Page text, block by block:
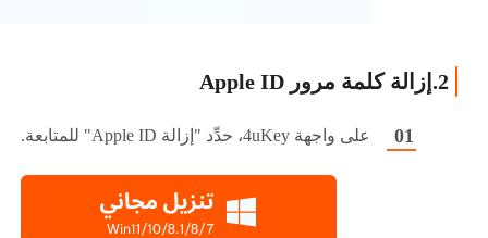
2.إزالة كلمة مرور Apple ID
على واجهة 4uKey، حدِّد "إزالة Apple ID" للمتابعة.